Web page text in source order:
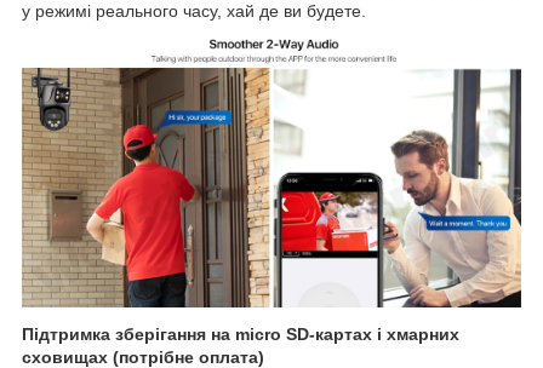
у режимі реального часу, хай де ви будете.
Підтримка зберігання на micro SD-картах і хмарних
сховищах (потрібне оплата)